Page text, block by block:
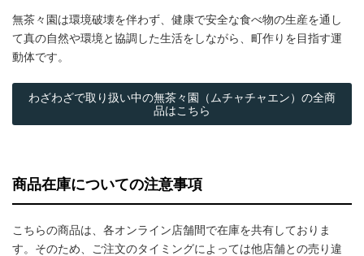
無茶々園は環境破壊を伴わず、健康で安全な食べ物の生産を通し
て真の自然や環境と協調した生活をしながら、町作りを目指す運
動体です。
わざわざで取り扱い中の無茶々園（ムチャチャエン）の全商
品はこちら
商品在庫についての注意事項
こちらの商品は、各オンライン店舗間で在庫を共有しておりま
す。そのため、ご注文のタイミングによっては他店舗との売り違